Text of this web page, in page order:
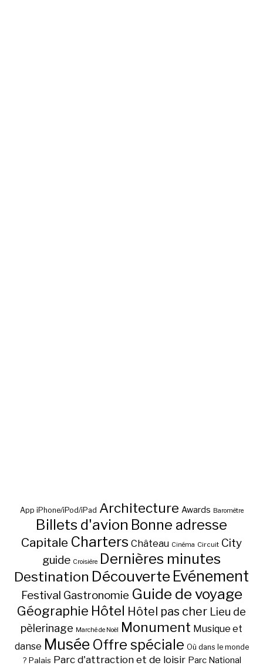
App iPhone/iPod/iPad Architecture Awards Baromètre
Billets d'avion Bonne adresse
Capitale Charters Château Cinéma Circuit City
guide Croisière Dernières minutes
Destination Découverte Evénement
Festival Gastronomie Guide de voyage
Géographie Hôtel Hôtel pas cher Lieu de
pèlerinage Marché de Noël Monument Musique et
danse Musée Offre spéciale Où dans le monde
? Palais Parc d'attraction et de loisir Parc National